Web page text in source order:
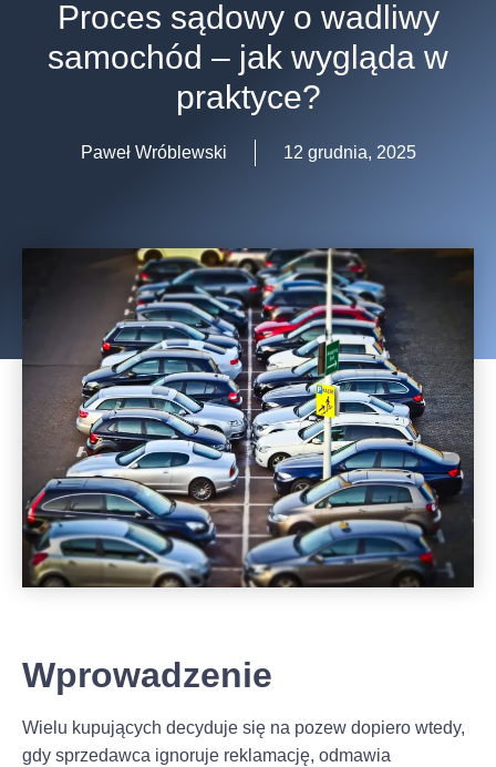
Proces sądowy o wadliwy
samochód – jak wygląda w
praktyce?
Paweł Wróblewski 12 grudnia, 2025
Wprowadzenie
Wielu kupujących decyduje się na pozew dopiero wtedy,
gdy sprzedawca ignoruje reklamację, odmawia